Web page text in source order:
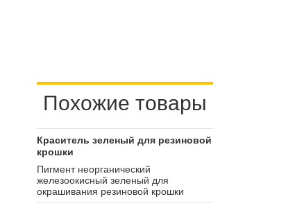
Похожие товары
Краситель зеленый для резиновой
крошки
Пигмент неорганический
железоокисный зеленый для
окрашивания резиновой крошки